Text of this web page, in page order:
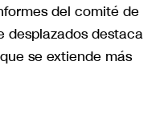
del comité de
desplazados destaca
se extiende más